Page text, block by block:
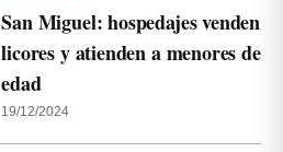
San Miguel: hospedajes venden
licores y atienden a menores de
edad
19/12/2024